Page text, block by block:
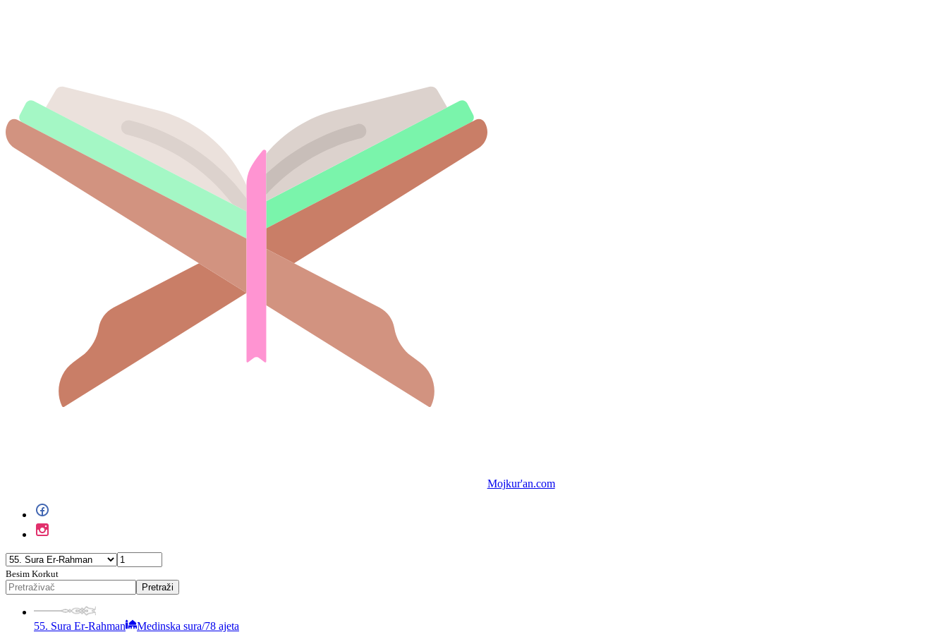
Mojkur'an.com
Besim Korkut
Pretraži
55. Sura Er-Rahman Medinska sura/78 ajeta